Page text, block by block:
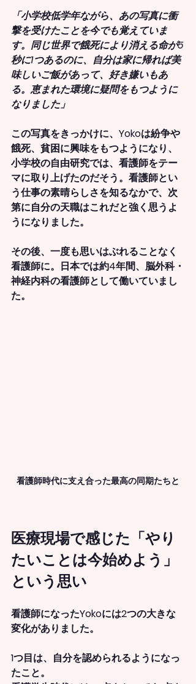
「小学校低学年ながら、あの写真に衝
撃を受けたことを今でも覚えていま
す。同じ世界で餓死により消える命が5
秒に1つあるのに、自分は家に帰れば美
味しいご飯があって、好き嫌いもあ
る。恵まれた環境に疑問をもつように
なりました」
この写真をきっかけに、Yokoは紛争や
餓死、貧困に興味をもつようになり、
小学校の自由研究では、看護師をテー
マに取り上げたのだそう。看護師とい
う仕事の素晴らしさを知るなかで、次
第に自分の天職はこれだと強く思うよ
うになりました。
その後、一度も思いはぶれることなく
看護師に。日本では約4年間、脳外科・
神経内科の看護師として働いていまし
た。
看護師時代に支え合った最高の同期たちと
医療現場で感じた「やり
たいことは今始めよう」
という思い
看護師になったYokoには2つの大きな
変化がありました。
1つ目は、 自分を認められるようになっ
たこと。